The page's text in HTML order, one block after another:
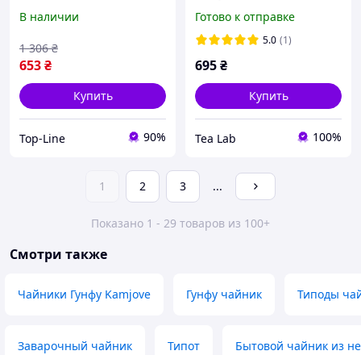
стильного сервирования
В наличии
653₴
1 306 ₴
Купить
Top-Line 90%
Готово к отправке
5.0 (1)
695₴
Купить
Tea Lab 100%
1 2 3 ...
Показано 1 - 29 товаров из 100+
Смотри также
Чайники Гунфу Kamjove Гунфу чайник Типоды
Заварочный чайник Типот Бытовой чайник из